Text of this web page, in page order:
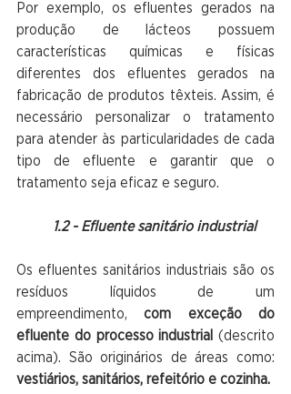
Por exemplo, os efluentes gerados na
produção de lácteos possuem
características químicas e físicas
diferentes dos efluentes gerados na
fabricação de produtos têxteis. Assim, é
necessário personalizar o tratamento
para atender às particularidades de cada
tipo de efluente e garantir que o
tratamento seja eficaz e seguro.
1.2 - Efluente sanitário industrial
Os efluentes sanitários industriais são os
resíduos líquidos de um
empreendimento, com exceção do
efluente do processo industrial (descrito
vestiários, sanitários, refeitório e cozinha.